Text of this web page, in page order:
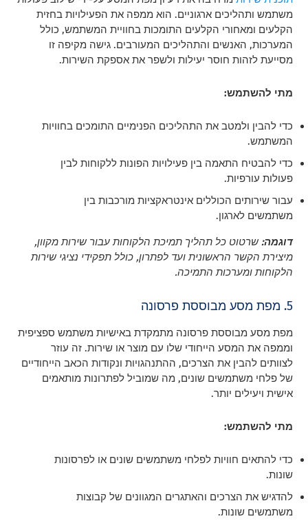
משתמש ותהליכים ארגוניים. הוא ממפה את הפעילויות בחזית
הקלעים ומאחורי הקלעים התומכות בחוויית המשתמש, כולל
המערכות, האנשים והתהליכים המעורבים. גישה מקיפה זו
מסייעת לזהות חוסר יעילות ולשפר את אספקת השירות.
מתי להשתמש:
כדי להבין ולמטב את התהליכים הפנימיים התומכים בחוויות
המשתמש.
כדי להבטיח התאמה בין פעילויות הפונות ללקוחות לבין
פעולות עורפיות.
עבור שירותים הכוללים אינטראקציות מורכבות בין
משתמשים לארגון.
דוגמה:שרטוט כל תהליך תמיכת הלקוחות עבור שירות מקוון,
מיצירת הקשר הראשונית ועד לפתרון, כולל תפקידי נציגי שירות
הלקוחות ומערכות התמיכה.
5. מפת מסע מבוססת פרסונה
מפת מסע מבוססת פרסונה מתמקדת באישיות משתמש ספציפית
וממפה את המסע הייחודי שלו עם מוצר או שירות. זה עוזר
לצוותים להבין את הצרכים, ההתנהגויות ונקודות הכאב הייחודיים
של פלחי משתמשים שונים, מה שמוביל לפתרונות מותאמים
אישית ויעילים יותר.
מתי להשתמש:
כדי להתאים חוויות לפלחי משתמשים שונים או לפרסונות
שונות.
להדגיש את הצרכים והאתגרים המגוונים של קבוצות
משתמשים שונות.